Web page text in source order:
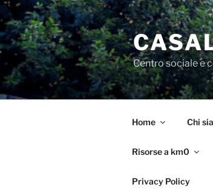
Salta
al
contenuto
Centro sociale e
Home Chi
Risorse a km0
Privacy Policy